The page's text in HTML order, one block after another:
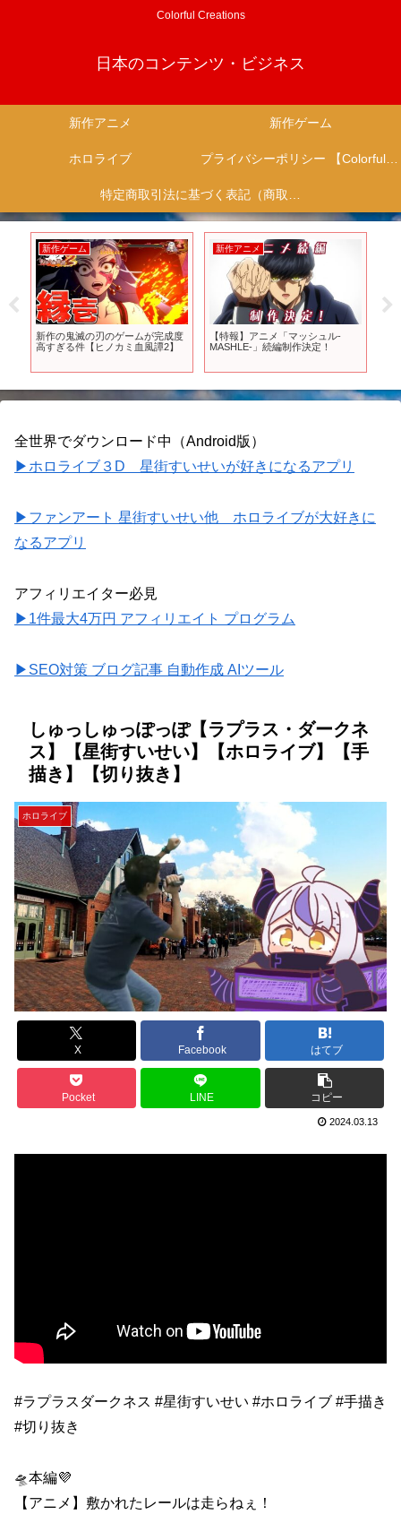
Colorful Creations
日本のコンテンツ・ビジネス
新作アニメ 新作ゲーム
ホロライブ プライバシーポリシー 【Colorful Creation】
特定商取引法に基づく表記（商取引に関する開示）
新作ゲーム
新作の鬼滅の刃のゲームが完成度
高すぎる件【ヒノカミ血風譚2】
新作アニメ
【特報】アニメ「マッシュル-
MASHLE-」続編制作決定！
全世界でダウンロード中（Android版）
▶ホロライブ３D 星街すいせいが好きになるアプリ
▶ファンアート 星街すいせい他 ホロライブが大好きに
なるアプリ
アフィリエイター必見
▶1件最大4万円 アフィリエイト プログラム
▶SEO対策 ブログ記事 自動作成 AIツール
しゅっしゅっぽっぽ【ラプラス・ダークネ
ス】【星街すいせい】【ホロライブ】【手
描き】【切り抜き】
ホロライブ
X Facebook はてブ
Pocket LINE コピー
2024.03.13
#ラプラスダークネス #星街すいせい #ホロライブ #手描き
#切り抜き
🛸本編💜
【アニメ】敷かれたレールは走らねぇ！